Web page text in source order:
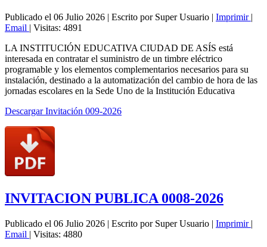
Publicado el 06 Julio 2026 | Escrito por Super Usuario | Imprimir |
Email | Visitas: 4891
LA INSTITUCIÓN EDUCATIVA CIUDAD DE ASÍS está
interesada en contratar el suministro de un timbre eléctrico
programable y los elementos complementarios necesarios para su
instalación, destinado a la automatización del cambio de hora de las
jornadas escolares en la Sede Uno de la Institución Educativa
Descargar Invitación 009-2026
INVITACION PUBLICA 0008-2026
Publicado el 06 Julio 2026 | Escrito por Super Usuario | Imprimir |
Email | Visitas: 4880